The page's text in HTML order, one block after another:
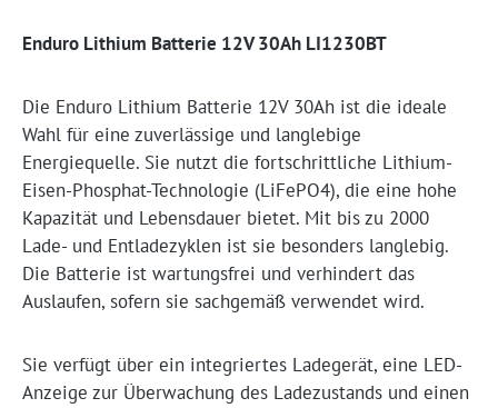
Enduro Lithium Batterie 12V 30Ah LI1230BT
Die Enduro Lithium Batterie 12V 30Ah ist die ideale
Wahl für eine zuverlässige und langlebige
Energiequelle. Sie nutzt die fortschrittliche Lithium-
Eisen-Phosphat-Technologie (LiFePO4), die eine hohe
Kapazität und Lebensdauer bietet. Mit bis zu 2000
Lade- und Entladezyklen ist sie besonders langlebig.
Die Batterie ist wartungsfrei und verhindert das
Auslaufen, sofern sie sachgemäß verwendet wird.
Sie verfügt über ein integriertes Ladegerät, eine LED-
Anzeige zur Überwachung des Ladezustands und einen